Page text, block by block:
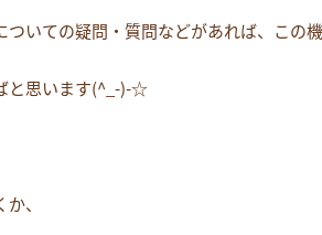
いての疑問・質問などがあれば、この機
と思います(^_-)-☆
、